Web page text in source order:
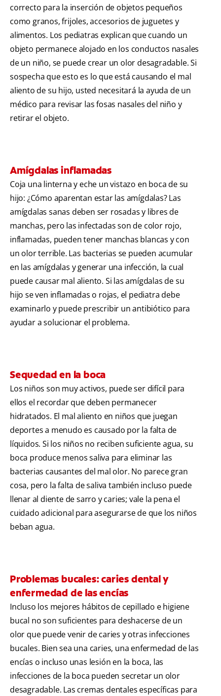
correcto para la inserción de objetos pequeños
como granos, frijoles, accesorios de juguetes y
alimentos. Los pediatras explican que cuando un
objeto permanece alojado en los conductos nasales
de un niño, se puede crear un olor desagradable. Si
sospecha que esto es lo que está causando el mal
aliento de su hijo, usted necesitará la ayuda de un
médico para revisar las fosas nasales del niño y
retirar el objeto.
Amígdalas inflamadas
Coja una linterna y eche un vistazo en boca de su
hijo: ¿Cómo aparentan estar las amígdalas? Las
amígdalas sanas deben ser rosadas y libres de
manchas, pero las infectadas son de color rojo,
inflamadas, pueden tener manchas blancas y con
un olor terrible. Las bacterias se pueden acumular
en las amígdalas y generar una infección, la cual
puede causar mal aliento. Si las amígdalas de su
hijo se ven inflamadas o rojas, el pediatra debe
examinarlo y puede prescribir un antibiótico para
ayudar a solucionar el problema.
Sequedad en la boca
Los niños son muy activos, puede ser difícil para
ellos el recordar que deben permanecer
hidratados. El mal aliento en niños que juegan
deportes a menudo es causado por la falta de
líquidos. Si los niños no reciben suficiente agua, su
boca produce menos saliva para eliminar las
bacterias causantes del mal olor. No parece gran
cosa, pero la falta de saliva también incluso puede
llenar al diente de sarro y caries; vale la pena el
cuidado adicional para asegurarse de que los niños
beban agua.
Problemas bucales: caries dental y
enfermedad de las encías
Incluso los mejores hábitos de cepillado e higiene
bucal no son suficientes para deshacerse de un
olor que puede venir de caries y otras infecciones
bucales. Bien sea una caries, una enfermedad de las
encías o incluso unas lesión en la boca, las
infecciones de la boca pueden secretar un olor
desagradable. Las cremas dentales específicas para